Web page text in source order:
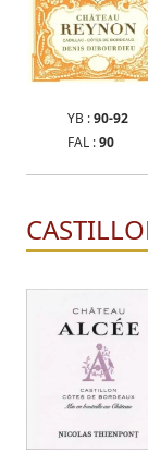
YB :90-92
FAL :90